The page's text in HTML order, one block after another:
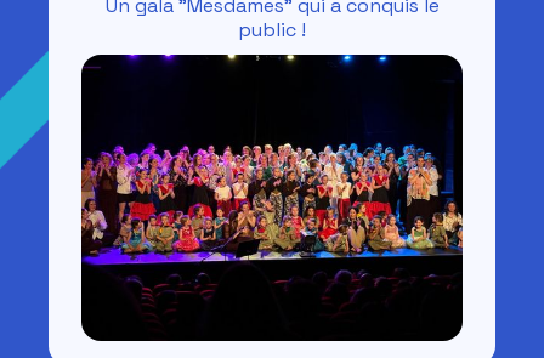
Un gala "Mesdames" qui a conquis le
public !